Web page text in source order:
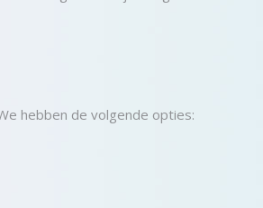
hebben de volgende opties: